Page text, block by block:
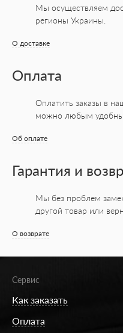
Мы осуществляем
регионы Украины.
О доставке
Оплата
Оплатить заказы в
можно любым
Об оплате
Гарантия и
Мы без проблем
другой товар или
О возврате
Сервис
Как заказать
Оплата